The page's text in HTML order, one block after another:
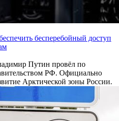
бесперебойный доступ
Путин провёл по
РФ. Официально
Арктической зоны России.